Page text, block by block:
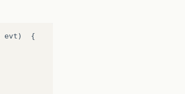
evt) {